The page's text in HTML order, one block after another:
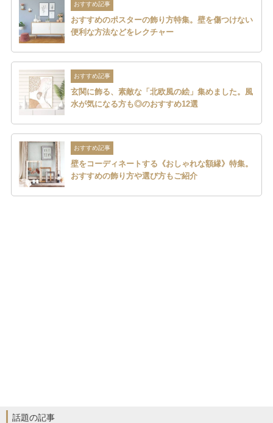
おすすめ記事
おすすめのポスターの飾り方特集。壁を傷つけない
便利な方法などをレクチャー
おすすめ記事
玄関に飾る、素敵な「北欧風の絵」集めました。風
水が気になる方も◎のおすすめ12選
おすすめ記事
壁をコーディネートする《おしゃれな額縁》特集。
おすすめの飾り方や選び方もご紹介
話題の記事